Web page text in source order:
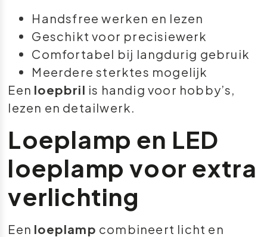
Handsfree werken en lezen
Geschikt voor precisiewerk
Comfortabel bij langdurig gebruik
Meerdere sterktes mogelijk
Een loepbril is handig voor hobby’s,
lezen en detailwerk.
Loeplamp en LED
loeplamp voor extra
verlichting
Een loeplamp combineert licht en